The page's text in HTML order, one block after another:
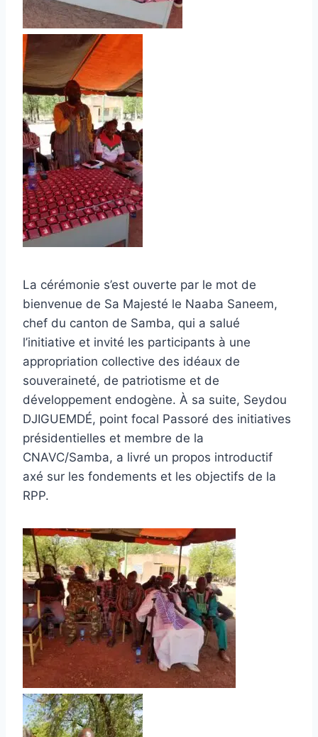
La cérémonie s’est ouverte par le mot de
bienvenue de Sa Majesté le Naaba Saneem,
chef du canton de Samba, qui a salué
l’initiative et invité les participants à une
appropriation collective des idéaux de
souveraineté, de patriotisme et de
développement endogène. À sa suite, Seydou
DJIGUEMDÉ, point focal Passoré des initiatives
présidentielles et membre de la
CNAVC/Samba, a livré un propos introductif
axé sur les fondements et les objectifs de la
RPP.